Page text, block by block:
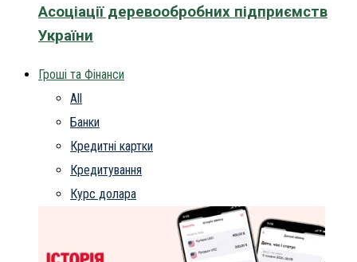
Асоціації деревообробних підприємств
України
Гроші та Фінанси
All
Банки
Кредитні картки
Кредитування
Курс долара